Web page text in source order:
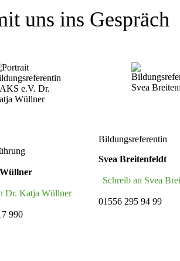
uns ins Gespräch
Dr. Katja Wüllner
990
Bildungsreferentin
Svea Breitenfeldt
Schreib an Svea
01556 295 94 99